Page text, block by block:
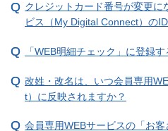
クレジットカード番号が変更に
ビス（My Digital Connect）の
「WEB明細チェック」に登録
改姓・改名は、いつ会員専用
t）に反映されますか？
会員専用WEBサービスの「お客